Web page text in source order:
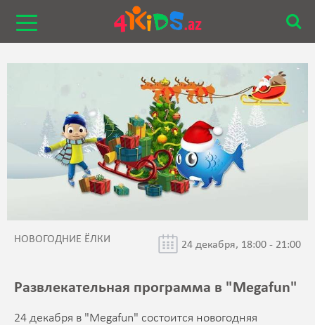
НОВОГОДНИЕ ЁЛКИ 24 декабря, 18:00 - 21:00
Развлекательная программа в "Megafun"
24 декабря в "Megafun" состоится новогодняя